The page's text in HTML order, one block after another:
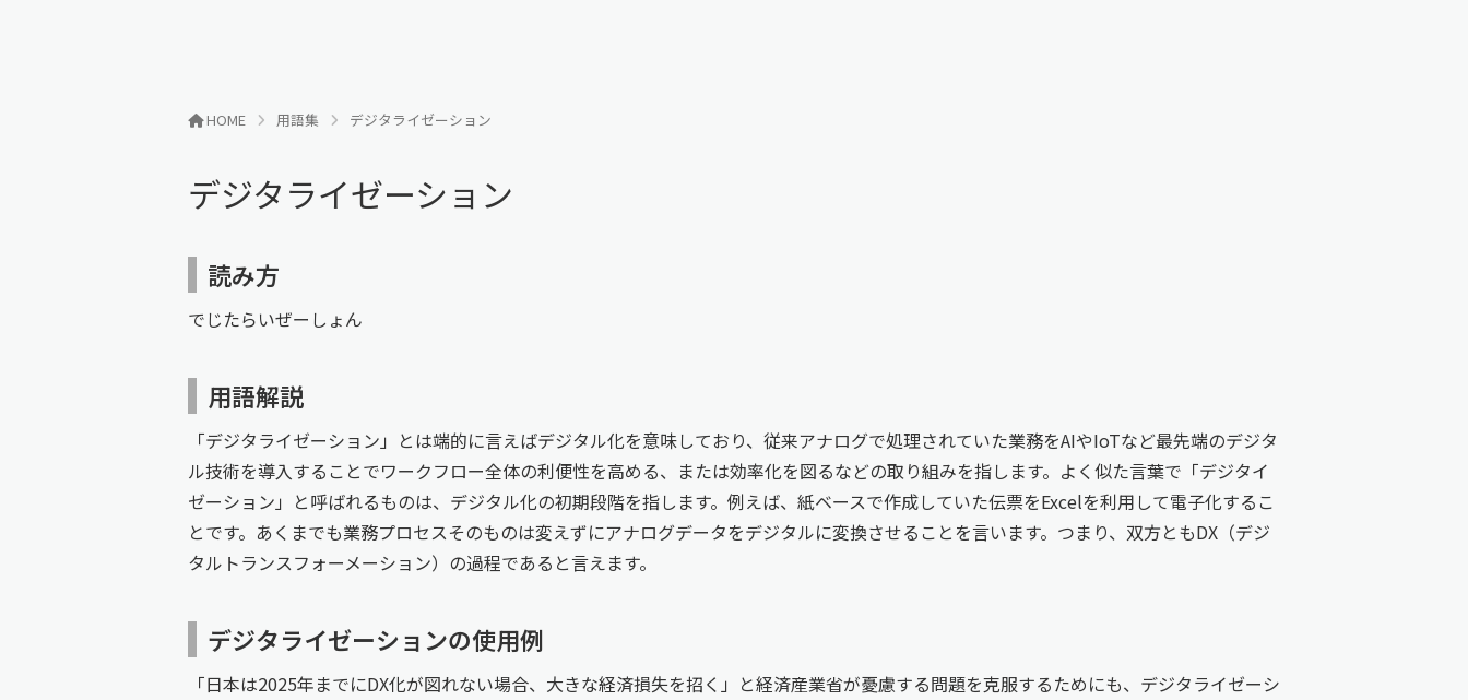
HOME 用語集 デジタライゼーション
デジタライゼーション
読み方
でじたらいぜーしょん
用語解説
「デジタライゼーション」とは端的に言えばデジタル化を意味しており、従来アナログで処理されていた業務をAIやIoTなど最先端のデジタ
ル技術を導入することでワークフロー全体の利便性を高める、または効率化を図るなどの取り組みを指します。よく似た言葉で「デジタイ
ゼーション」と呼ばれるものは、デジタル化の初期段階を指します。例えば、紙ベースで作成していた伝票をExcelを利用して電子化するこ
とです。あくまでも業務プロセスそのものは変えずにアナログデータをデジタルに変換させることを言います。つまり、双方ともDX（デジ
タルトランスフォーメーション）の過程であると言えます。
デジタライゼーションの使用例
「日本は2025年までにDX化が図れない場合、大きな経済損失を招く」と経済産業省が憂慮する問題を克服するためにも、デジタライゼーシ